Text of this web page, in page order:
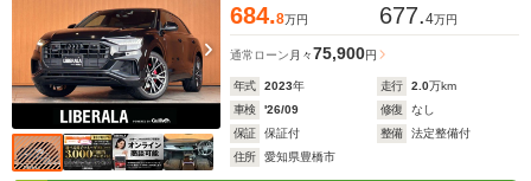
684.8万円 677.4万円
通常ローン 月々75,900円
年式 2023年 走行 2.0万km
車検
'26/09 修復
なし
保証
保証付 整備
法定整備付
住所
愛知県豊橋市